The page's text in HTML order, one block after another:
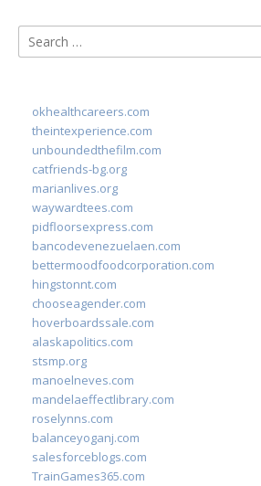
Search
for:
okhealthcareers.com
theintexperience.com
unboundedthefilm.com
catfriends-bg.org
marianlives.org
waywardtees.com
pidfloorsexpress.com
bancodevenezuelaen.com
bettermoodfoodcorporation.com
hingstonnt.com
chooseagender.com
hoverboardssale.com
alaskapolitics.com
stsmp.org
manoelneves.com
mandelaeffectlibrary.com
roselynns.com
balanceyoganj.com
salesforceblogs.com
TrainGames365.com